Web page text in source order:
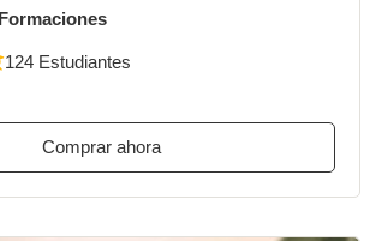
Formaciones
124 Estudiantes
Comprar ahora